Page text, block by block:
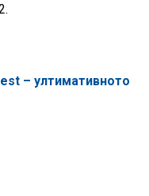
– ултимативното